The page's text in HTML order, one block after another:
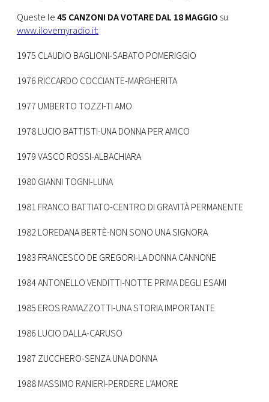
Queste le45 CANZONI DA VOTARE DAL 18 MAGGIO su
www.ilovemyradio.it:
1975 CLAUDIO BAGLIONI-SABATO POMERIGGIO
1976 RICCARDO COCCIANTE-MARGHERITA
1977 UMBERTO TOZZI-TI AMO
1978 LUCIO BATTISTI-UNA DONNA PER AMICO
1979 VASCO ROSSI-ALBACHIARA
1980 GIANNI TOGNI-LUNA
1981 FRANCO BATTIATO-CENTRO DI GRAVITÀ PERMANENTE
1982 LOREDANA BERTÈ-NON SONO UNA SIGNORA
1983 FRANCESCO DE GREGORI-LA DONNA CANNONE
1984 ANTONELLO VENDITTI-NOTTE PRIMA DEGLI ESAMI
1985 EROS RAMAZZOTTI-UNA STORIA IMPORTANTE
1986 LUCIO DALLA-CARUSO
1987 ZUCCHERO-SENZA UNA DONNA
1988 MASSIMO RANIERI-PERDERE L’AMORE